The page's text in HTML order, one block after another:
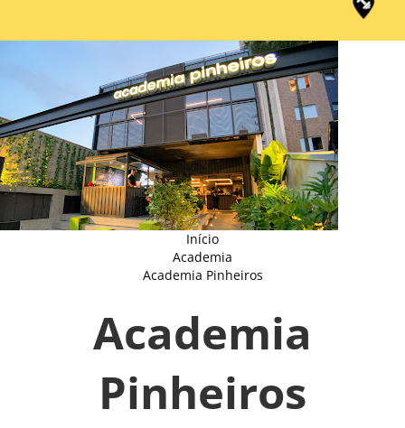
Início
Academia
Academia Pinheiros
Academia
Pinheiros